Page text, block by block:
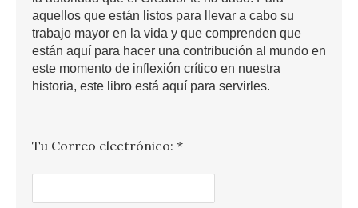
aquellos que están listos para llevar a cabo su
trabajo mayor en la vida y que comprenden que
están aquí para hacer una contribución al mundo en
este momento de inflexión crítico en nuestra
historia, este libro está aquí para servirles.
Tu Correo electrónico: *